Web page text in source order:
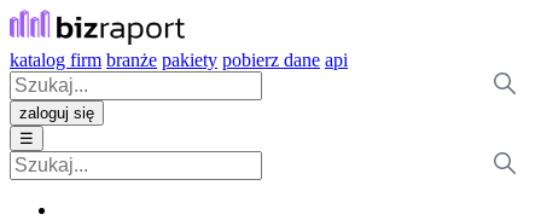
katalog firm branże pakiety pobierz dane api
zaloguj się
☰